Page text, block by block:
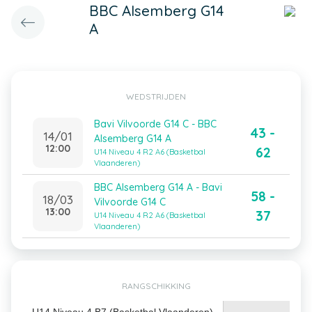
BBC Alsemberg G14
A
WEDSTRIJDEN
14/01
12:00
Bavi Vilvoorde G14 C - BBC
Alsemberg G14 A
U14 Niveau 4 R2 A6 (Basketbal
Vlaanderen)
43 -
62
18/03
13:00
BBC Alsemberg G14 A - Bavi
Vilvoorde G14 C
U14 Niveau 4 R2 A6 (Basketbal
Vlaanderen)
58 -
37
RANGSCHIKKING